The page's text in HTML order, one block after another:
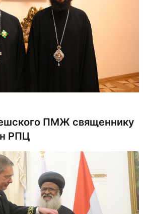
[…]
ПМЖ священнику
РПЦ